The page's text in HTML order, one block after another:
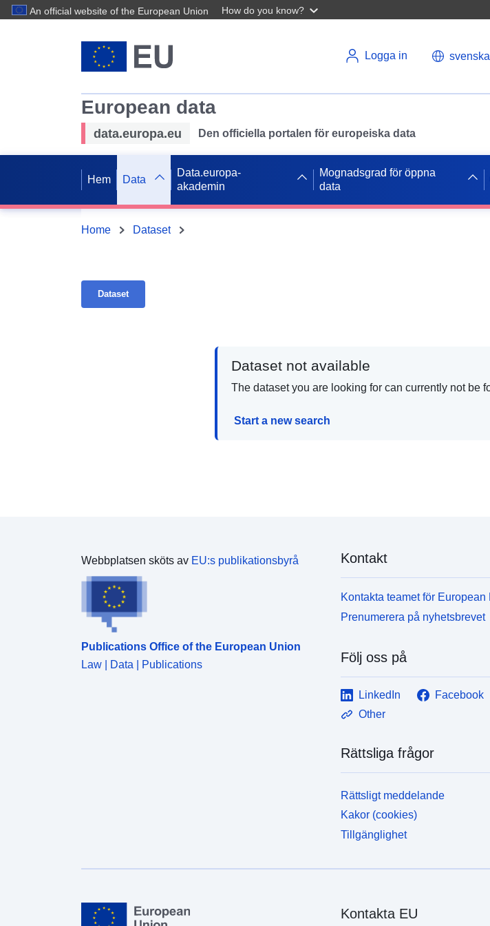
An official website of the European Union How do you know?
Logga in svenska
European data
data.europa.eu Den officiella portalen för europeiska data
Hem Data
Data.europa-
akademin
Mognadsgrad för öppna
data
Home Dataset
Dataset
Dataset not available
The dataset you are looking for can currently not be
Start a new search
Webbplatsen sköts av EU:s publikationsbyrå
Publications Office of the European Union
Law | Data | Publications
Kontakt
Kontakta teamet för European
Prenumerera på nyhetsbrevet
Följ oss på
LinkedIn Facebook
Other
Rättsliga frågor
Rättsligt meddelande
Kakor (cookies)
Tillgänglighet
Kontakta EU